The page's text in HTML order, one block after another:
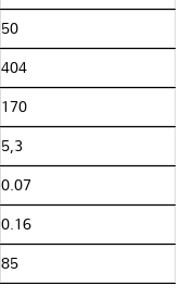
50
404
170
5,3
0.07
0.16
85